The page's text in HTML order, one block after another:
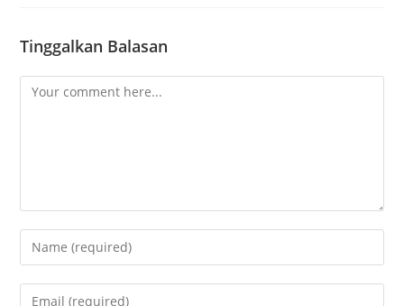
Tinggalkan Balasan
Comment
Enter
your
name
Enter